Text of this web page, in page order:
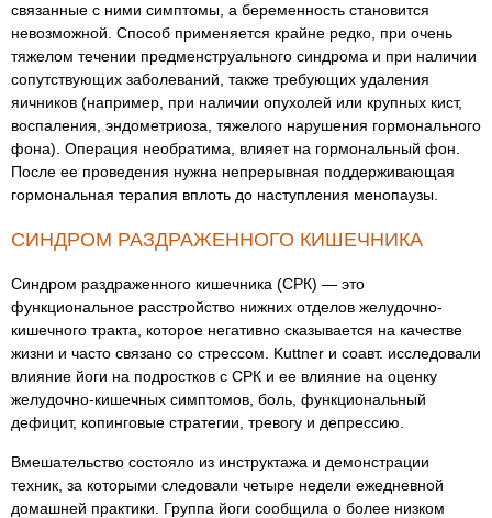
связанные с ними симптомы, а беременность становится
невозможной. Способ применяется крайне редко, при очень
тяжелом течении предменструального синдрома и при наличии
сопутствующих заболеваний, также требующих удаления
яичников (например, при наличии опухолей или крупных кист,
воспаления, эндометриоза, тяжелого нарушения гормонального
фона). Операция необратима, влияет на гормональный фон.
После ее проведения нужна непрерывная поддерживающая
гормональная терапия вплоть до наступления менопаузы.
СИНДРОМ РАЗДРАЖЕННОГО КИШЕЧНИКА
Синдром раздраженного кишечника (СРК) — это
функциональное расстройство нижних отделов желудочно-
кишечного тракта, которое негативно сказывается на качестве
жизни и часто связано со стрессом. Kuttner и соавт. исследовали
влияние йоги на подростков с СРК и ее влияние на оценку
желудочно-кишечных симптомов, боль, функциональный
дефицит, копинговые стратегии, тревогу и депрессию.
Вмешательство состояло из инструктажа и демонстрации
техник, за которыми следовали четыре недели ежедневной
домашней практики. Группа йоги сообщила о более низком